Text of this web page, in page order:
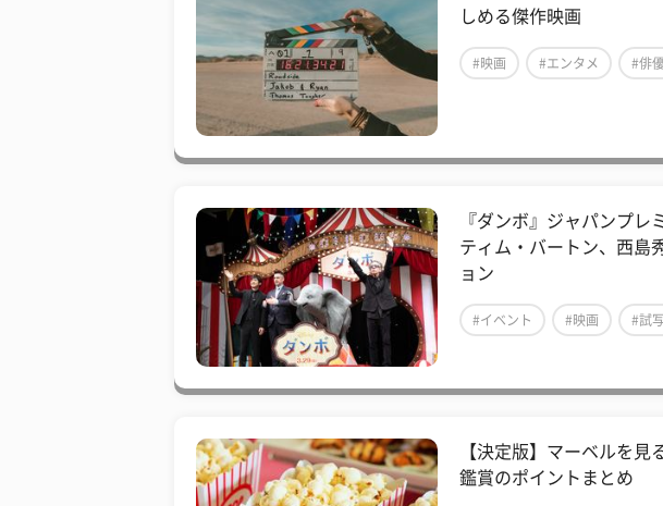
しめる傑作映画
#映画 #エンタメ #俳
『ダンボ』ジャパンプレ
ティム・バートン、西島
ョン
#イベント #映画 #試
【決定版】マーベルを見
鑑賞のポイントまとめ